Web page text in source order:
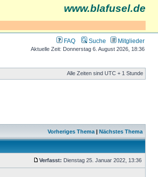
www.blafusel.de
FAQ Suche Mitglieder
Aktuelle Zeit: Donnerstag 6. August 2026, 18:36
Alle Zeiten sind UTC + 1 Stunde
Vorheriges Thema | Nächstes Thema
Verfasst: Dienstag 25. Januar 2022, 13:36